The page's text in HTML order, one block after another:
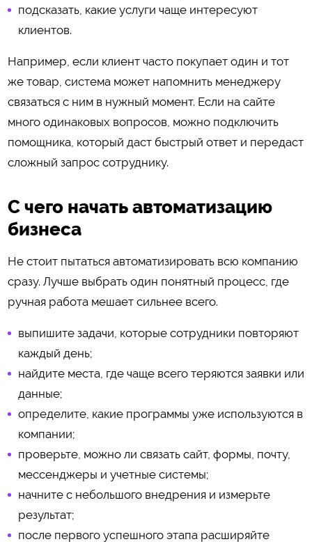
подсказать, какие услуги чаще интересуют
клиентов.
Например, если клиент часто покупает один и тот
же товар, система может напомнить менеджеру
связаться с ним в нужный момент. Если на сайте
много одинаковых вопросов, можно подключить
помощника, который даст быстрый ответ и передаст
сложный запрос сотруднику.
С чего начать автоматизацию
бизнеса
Не стоит пытаться автоматизировать всю компанию
сразу. Лучше выбрать один понятный процесс, где
ручная работа мешает сильнее всего.
выпишите задачи, которые сотрудники повторяют
каждый день;
найдите места, где чаще всего теряются заявки или
данные;
определите, какие программы уже используются в
компании;
проверьте, можно ли связать сайт, формы, почту,
мессенджеры и учетные системы;
начните с небольшого внедрения и измерьте
результат;
после первого успешного этапа расширяйте